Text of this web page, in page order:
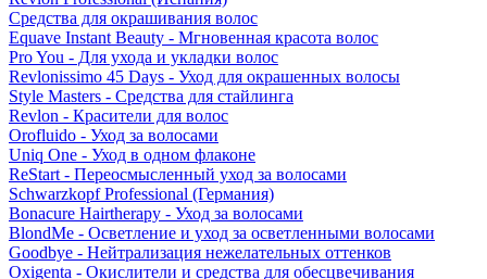
Средства для окрашивания волос
Equave Instant Beauty - Мгновенная красота волос
Pro You - Для ухода и укладки волос
Revlonissimo 45 Days - Уход для окрашенных волосы
Style Masters - Средства для стайлинга
Revlon - Красители для волос
Orofluido - Уход за волосами
Uniq One - Уход в одном флаконе
ReStart - Переосмысленный уход за волосами
Schwarzkopf Professional (Германия)
Bonacure Hairtherapy - Уход за волосами
BlondMe - Осветление и уход за осветленными волосами
Goodbye - Нейтрализация нежелательных оттенков
Oxigenta - Окислители и средства для обесцвечивания